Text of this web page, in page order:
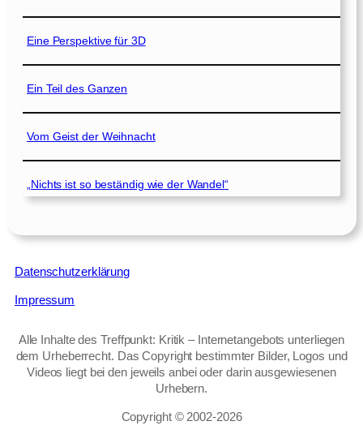
Eine Perspektive für 3D
Ein Teil des Ganzen
Vom Geist der Weihnacht
„Nichts ist so beständig wie der Wandel“
Datenschutzerklärung
Impressum
Alle Inhalte des Treffpunkt: Kritik – Internetangebots unterliegen
dem Urheberrecht. Das Copyright bestimmter Bilder, Logos und
Videos liegt bei den jeweils anbei oder darin ausgewiesenen
Urhebern.
Copyright © 2002‑2026